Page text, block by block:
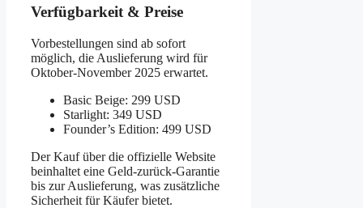
Verfügbarkeit & Preise
Vorbestellungen sind ab sofort
möglich, die Auslieferung wird für
Oktober-November 2025 erwartet.
Basic Beige: 299 USD
Starlight: 349 USD
Founder’s Edition: 499 USD
Der Kauf über die offizielle Website
beinhaltet eine Geld-zurück-Garantie
bis zur Auslieferung, was zusätzliche
Sicherheit für Käufer bietet.